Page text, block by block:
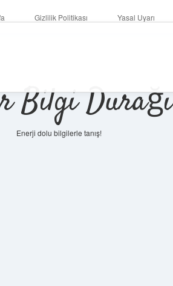
Gizlilik Politikası Yasal Uyarı
Bilgi Durağı
Enerji dolu bilgilerle tanış!